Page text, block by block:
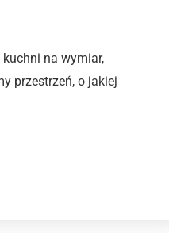
na wymiar,
przestrzeń, o jakiej